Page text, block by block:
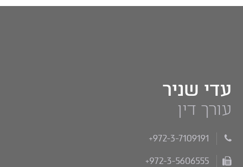
עדי שניר
עורך דין
+972-3-7109191
+972-3-5606555